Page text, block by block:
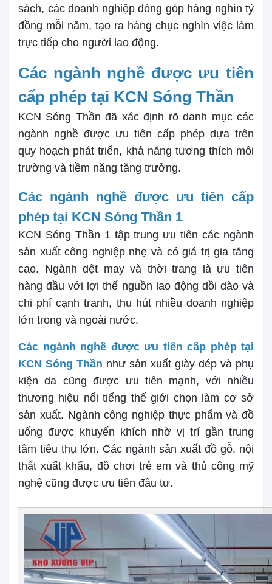
sách, các doanh nghiệp đóng góp hàng nghìn tỷ
đồng mỗi năm, tạo ra hàng chục nghìn việc làm
trực tiếp cho người lao động.
Các ngành nghề được ưu tiên
cấp phép tại KCN Sóng Thần
KCN Sóng Thần đã xác định rõ danh mục các
ngành nghề được ưu tiên cấp phép dựa trên
quy hoạch phát triển, khả năng tương thích môi
trường và tiềm năng tăng trưởng.
Các ngành nghề được ưu tiên cấp
phép tại KCN Sóng Thần 1
KCN Sóng Thần 1 tập trung ưu tiên các ngành
sản xuất công nghiệp nhẹ và có giá trị gia tăng
cao. Ngành dệt may và thời trang là ưu tiên
hàng đầu với lợi thế nguồn lao động dồi dào và
chi phí cạnh tranh, thu hút nhiều doanh nghiệp
lớn trong và ngoài nước.
Các ngành nghề được ưu tiên cấp phép tại
KCN Sóng Thần như sản xuất giày dép và phụ
kiện da cũng được ưu tiên mạnh, với nhiều
thương hiệu nổi tiếng thế giới chọn làm cơ sở
sản xuất. Ngành công nghiệp thực phẩm và đồ
uống được khuyến khích nhờ vị trí gần trung
tâm tiêu thụ lớn. Các ngành sản xuất đồ gỗ, nội
thất xuất khẩu, đồ chơi trẻ em và thủ công mỹ
nghệ cũng được ưu tiên đầu tư.